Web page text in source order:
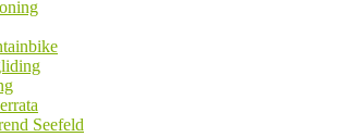
Seefeld